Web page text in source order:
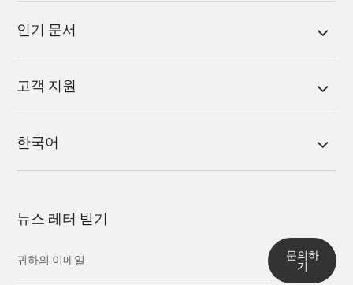
인기 문서
고객 지원
한국어
뉴스 레터 받기
문의하
기